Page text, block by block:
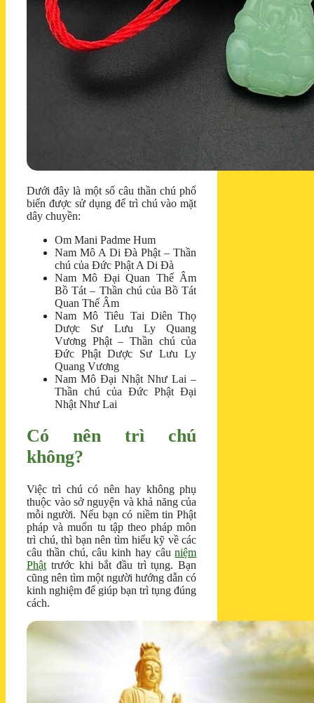
Dưới đây là một số câu thần chú phổ
biến được sử dụng để trì chú vào mặt
dây chuyền:
Om Mani Padme Hum
Nam Mô A Di Đà Phật – Thần
chú của Đức Phật A Di Đà
Nam Mô Đại Quan Thế Âm
Bồ Tát – Thần chú của Bồ Tát
Quan Thế Âm
Nam Mô Tiêu Tai Diên Thọ
Dược Sư Lưu Ly Quang
Vương Phật – Thần chú của
Đức Phật Dược Sư Lưu Ly
Quang Vương
Nam Mô Đại Nhật Như Lai –
Thần chú của Đức Phật Đại
Nhật Như Lai
Có nên trì chú
không?
Việc trì chú có nên hay không phụ
thuộc vào sở nguyện và khả năng của
mỗi người. Nếu bạn có niềm tin Phật
pháp và muốn tu tập theo pháp môn
trì chú, thì bạn nên tìm hiểu kỹ về các
câu thần chú, câu kinh hay câuniệm
Phật trước khi bắt đầu trì tụng. Bạn
cũng nên tìm một người hướng dẫn có
kinh nghiệm để giúp bạn trì tụng đúng
cách.